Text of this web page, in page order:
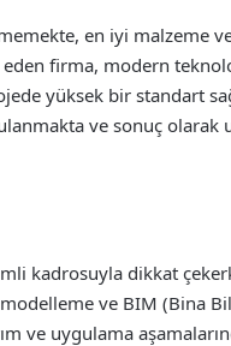
en iyi malzeme
firma, modern
yüksek bir standart
ve sonuç
kadrosuyla dikkat
ve BIM (Bina
ve uygulama